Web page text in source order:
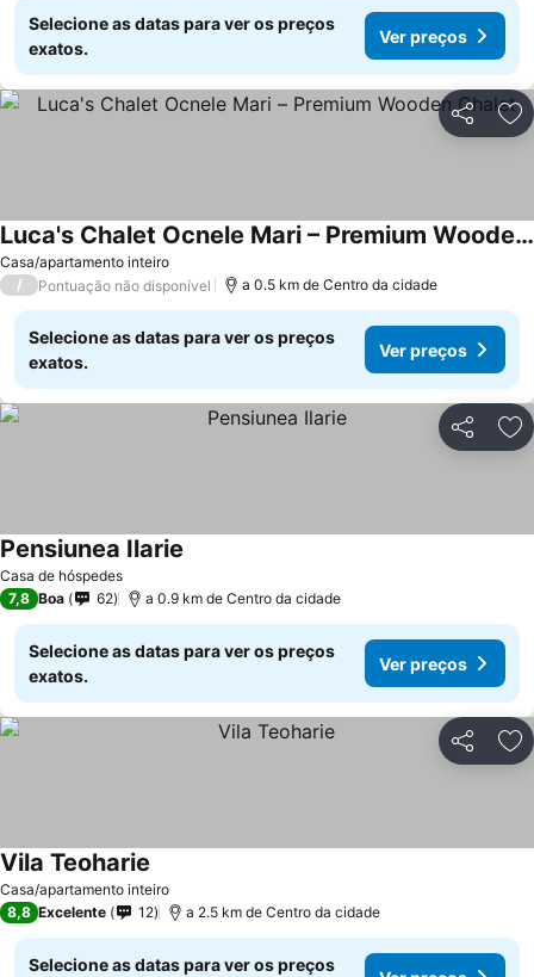
Selecione as datas para ver os preços
exatos.
Ver preços
Partilhar
Casa/apartamento inteiro
Luca's Chalet Ocnele Mari – Premium Wooden Chalet
/ Pontuação não disponível a 0.5 km de Centro da cidade
Selecione as datas para ver os preços
exatos.
Ver preços
Partilhar
Casa de hóspedes
Pensiunea Ilarie
7,8 Boa 62 a 0.9 km de Centro da cidade
Selecione as datas para ver os preços
exatos.
Ver preços
Partilhar
Casa/apartamento inteiro
Vila Teoharie
8,8 Excelente 12 a 2.5 km de Centro da cidade
Selecione as datas para ver os preços